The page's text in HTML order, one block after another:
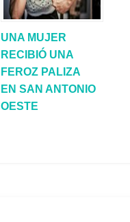
UNA MUJER
RECIBIÓ UNA
FEROZ PALIZA
EN SAN ANTONIO
OESTE